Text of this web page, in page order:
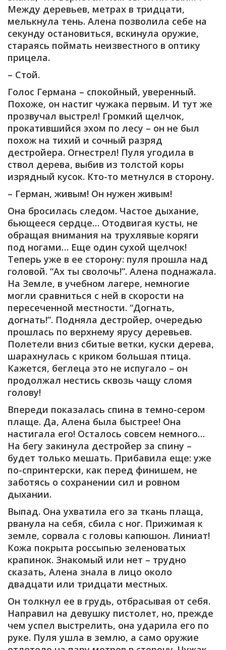
Между деревьев, метрах в тридцати,
мелькнула тень. Алена позволила себе на
секунду остановиться, вскинула оружие,
стараясь поймать неизвестного в оптику
прицела.
– Стой.
Голос Германа – спокойный, уверенный.
Похоже, он настиг чужака первым. И тут же
прозвучал выстрел! Громкий щелчок,
прокатившийся эхом по лесу – он не был
похож на тихий и сочный разряд
дестройера. Огнестрел! Пуля угодила в
ствол дерева, выбив из толстой коры
изрядный кусок. Кто-то метнулся в сторону.
– Герман, живым! Он нужен живым!
Она бросилась следом. Частое дыхание,
бьющееся сердце… Отодвигая кусты, не
обращая внимания на трухлявые коряги
под ногами… Еще один сухой щелчок!
Теперь уже в ее сторону: пуля прошла над
головой. “Ах ты сволочь!”. Алена поднажала.
На Земле, в учебном лагере, немногие
могли сравниться с ней в скорости на
пересеченной местности. “Догнать,
догнать!”. Подняла дестройер, очередью
прошлась по верхнему ярусу деревьев.
Полетели вниз сбитые ветки, куски дерева,
шарахнулась с криком большая птица.
Кажется, беглеца это не испугало – он
продолжал нестись сквозь чащу сломя
голову!
Впереди показалась спина в темно-сером
плаще. Да, Алена была быстрее! Она
настигала его! Осталось совсем немного…
На бегу закинула дестройер за спину –
будет только мешать. Прибавила еще: уже
по-спринтерски, как перед финишем, не
заботясь о сохранении сил и ровном
дыхании.
Выпад. Она ухватила его за ткань плаща,
рванула на себя, сбила с ног. Прижимая к
земле, сорвала с головы капюшон. Линиат!
Кожа покрыта россыпью зеленоватых
крапинок. Знакомый или нет – трудно
сказать, Алена знала в лицо около
двадцати или тридцати местных.
Он толкнул ее в грудь, отбрасывая от себя.
Направил на девушку пистолет, но, прежде
чем успел выстрелить, она ударила его по
руке. Пуля ушла в землю, а само оружие